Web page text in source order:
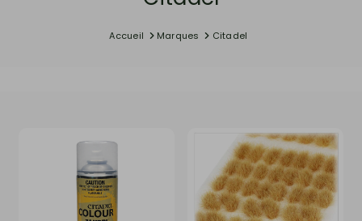
Accueil Marques Citadel